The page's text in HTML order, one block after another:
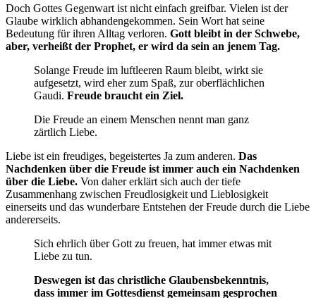
Doch Gottes Gegenwart ist nicht einfach greifbar. Vielen ist der
Glaube wirklich abhandengekommen. Sein Wort hat seine
Bedeutung für ihren Alltag verloren. Gott bleibt in der Schwebe,
aber, verheißt der Prophet, er wird da sein an jenem Tag.
Solange Freude im luftleeren Raum bleibt, wirkt sie
aufgesetzt, wird eher zum Spaß, zur oberflächlichen
Gaudi. Freude braucht ein Ziel.
Die Freude an einem Menschen nennt man ganz
zärtlich Liebe.
Liebe ist ein freudiges, begeistertes Ja zum anderen. Das
Nachdenken über die Freude ist immer auch ein Nachdenken
über die Liebe. Von daher erklärt sich auch der tiefe
Zusammenhang zwischen Freudlosigkeit und Lieblosigkeit
einerseits und das wunderbare Entstehen der Freude durch die Liebe
andererseits.
Sich ehrlich über Gott zu freuen, hat immer etwas mit
Liebe zu tun.
Deswegen ist das christliche Glaubensbekenntnis,
dass immer im Gottesdienst gemeinsam gesprochen